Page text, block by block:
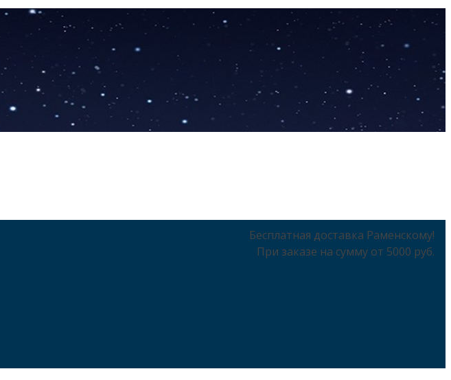
Бесплатная доставка Раменскому!
При заказе на сумму от 5000 руб.